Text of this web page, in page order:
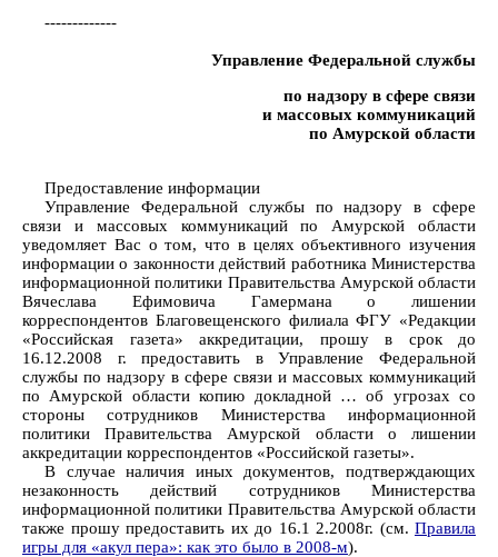
-------------
Управление Федеральной службы
по надзору в сфере связи
и массовых коммуникаций
по Амурской области
Предоставление информации
Управление Федеральной службы по надзору в сфере
связи и массовых коммуникаций по Амурской области
уведомляет Вас о том, что в целях объективного изучения
информации о законности действий работника Министерства
информационной политики Правительства Амурской области
Вячеслава Ефимовича Гамермана о лишении
корреспондентов Благовещенского филиала ФГУ «Редакции
«Российская газета» аккредитации, прошу в срок до
16.12.2008 г. предоставить в Управление Федеральной
службы по надзору в сфере связи и массовых коммуникаций
по Амурской области копию докладной … об угрозах со
стороны сотрудников Министерства информационной
политики Правительства Амурской области о лишении
аккредитации корреспондентов «Российской газеты».
В случае наличия иных документов, подтверждающих
незаконность действий сотрудников Министерства
информационной политики Правительства Амурской области
также прошу предоставить их до 16.1 2.2008г. (см. Правила
игры для «акул пера»: как это было в 2008-м).